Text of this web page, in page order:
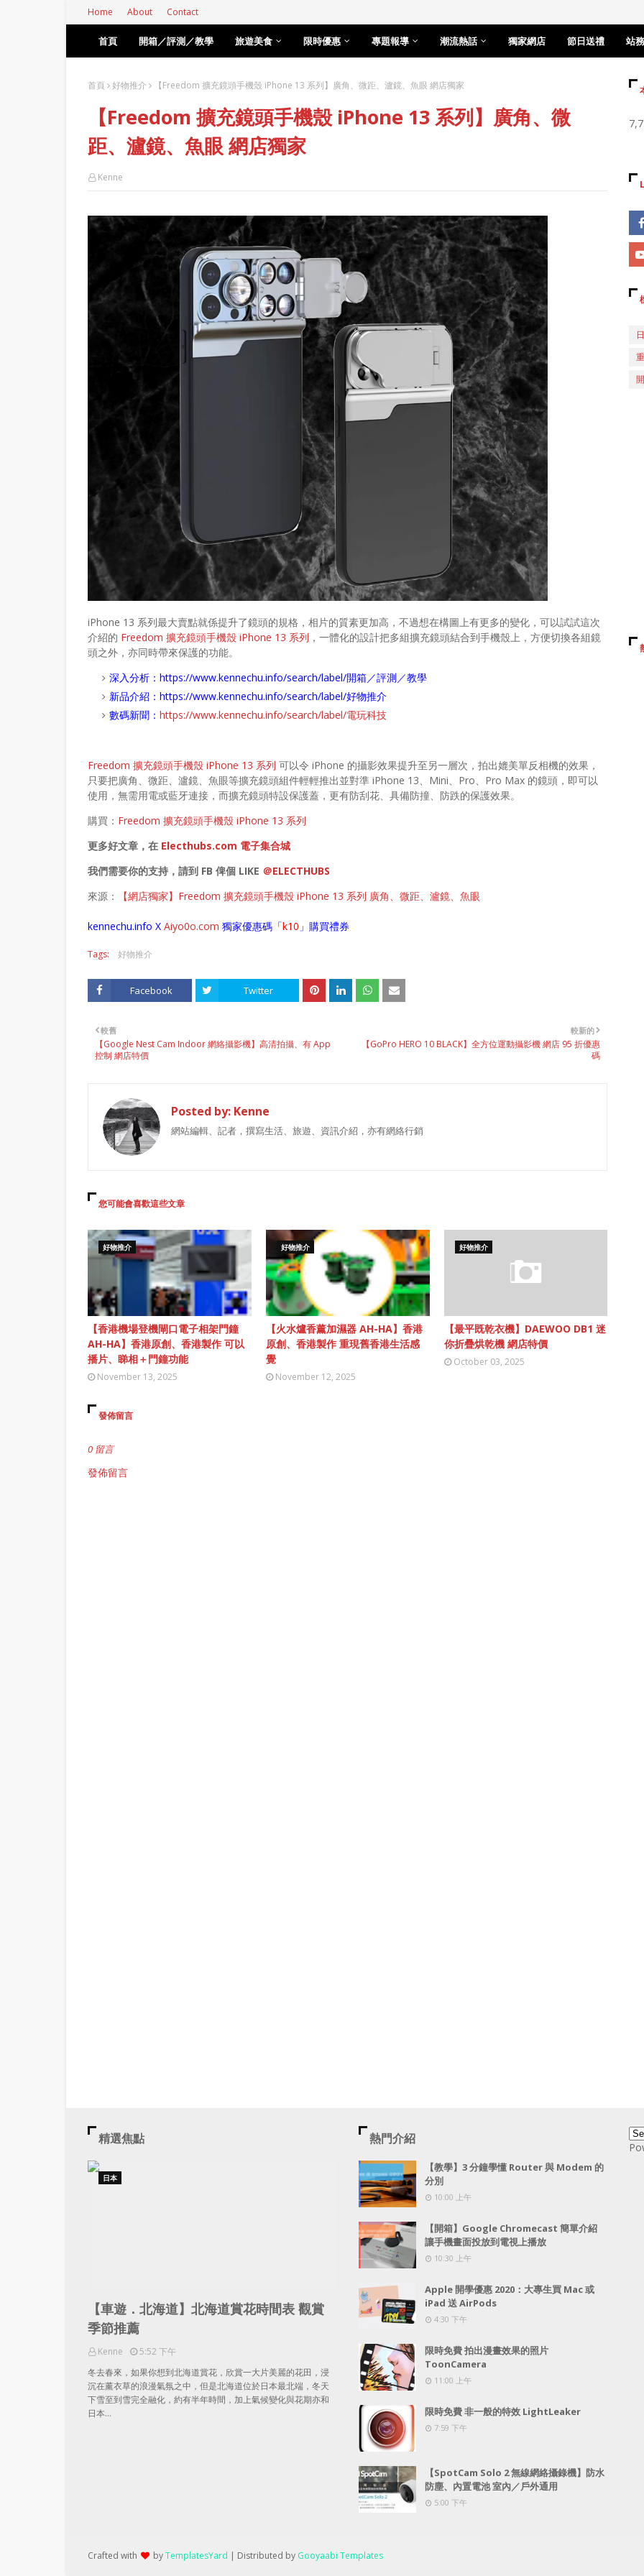
Home About Contact
首頁 開箱／評測／教學 旅遊美食 限時優惠 專題報導 潮流熱話 獨家網店 節日送禮 站
首頁 好物推介 【Freedom 擴充鏡頭手機殼 iPhone 13 系列】廣角、微距、瀘鏡、魚眼 網店獨家
【Freedom 擴充鏡頭手機殼 iPhone 13 系列】廣角、微
距、瀘鏡、魚眼 網店獨家
Kenne
iPhone 13 系列最大賣點就係提升了鏡頭的規格，相片的質素更加高，不過想在構圖上有更多的變化，可以試試這次
介紹的 Freedom 擴充鏡頭手機殼 iPhone 13 系列 ，一體化的設計把多組擴充鏡頭結合到手機殼上，方便切換各組鏡
頭之外，亦同時帶來保護的功能。
深入分析： https://www.kennechu.info/search/label/開箱／評測／教學
新品介紹： https://www.kennechu.info/search/label/好物推介
數碼新聞： https://www.kennechu.info/search/label/電玩科技
Freedom 擴充鏡頭手機殼 iPhone 13 系列 可以令 iPhone 的攝影效果提升至另一層次，拍出媲美單反相機的效果，
只要把廣角、微距、瀘鏡、魚眼等擴充鏡頭組件輕輕推出並對準 iPhone 13、Mini、Pro、Pro Max 的鏡頭，即可以
使用，無需用電或藍牙連接，而擴充鏡頭特設保護蓋，更有防刮花、具備防撞、防跌的保護效果。
購買： Freedom 擴充鏡頭手機殼 iPhone 13 系列
更多好文章，在 Electhubs.com 電子集合城
我們需要你的支持，請到 FB 俾個 LIKE ＠ELECTHUBS
來源：
【網店獨家】Freedom 擴充鏡頭手機殼 iPhone 13 系列 廣角、微距、瀘鏡、魚眼
kennechu.info X Aiyo0o.com 獨家優惠碼「k10 」購買禮券
Tags: 好物推介
Facebook Twitter
較新的
【GoPro HERO 10 BLACK】全方位運動攝影機 網店 95 折優惠
碼
較舊
【Google Nest Cam Indoor 網絡攝影機】高清拍攝、有 App
控制 網店特價
Posted by: Kenne
網站編輯、記者，撰寫生活、旅遊、資訊介紹，亦有網絡行銷
您可能會喜歡這些文章
好物推介
【香港機場登機閘口電子相架門鐘
AH-HA】香港原創、香港製作 可以
播片、睇相＋門鐘功能
November 13, 2025
好物推介
【火水爐香薰加濕器 AH-HA】香港
原創、香港製作 重現舊香港生活感
覺
November 12, 2025
好物推介
【最平既乾衣機】DAEWOO DB1 迷
你折疊烘乾機 網店特價
October 03, 2025
發佈留言
0 留言
發佈留言
精選焦點
日本
【車遊．北海道】北海道賞花時間表 觀賞
季節推薦
Kenne
5:52 下午
冬去春來，如果你想到北海道賞花，欣賞一大片美麗的花田，浸
沉在薰衣草的浪漫氣氛之中，但是北海道位於日本最北端，冬天
下雪至到雪完全融化，約有半年時間，加上氣候變化與花期亦和
日本…
熱門介紹
【教學】3 分鐘學懂 Router 與 Modem 的
分別
10:00 上午
【開箱】Google Chromecast 簡單介紹
讓手機畫面投放到電視上播放
10:30 上午
Apple 開學優惠 2020：大專生買 Mac 或
iPad 送 AirPods
4:30 下午
限時免費 拍出漫畫效果的照片
ToonCamera
11:00 上午
限時免費 非一般的特效 LightLeaker
7:59 下午
【SpotCam Solo 2 無線網絡攝錄機】防水
防塵、內置電池 室內／戶外通用
5:00 下午
Crafted with byTemplatesYard | Distributed by Gooyaabi Templates